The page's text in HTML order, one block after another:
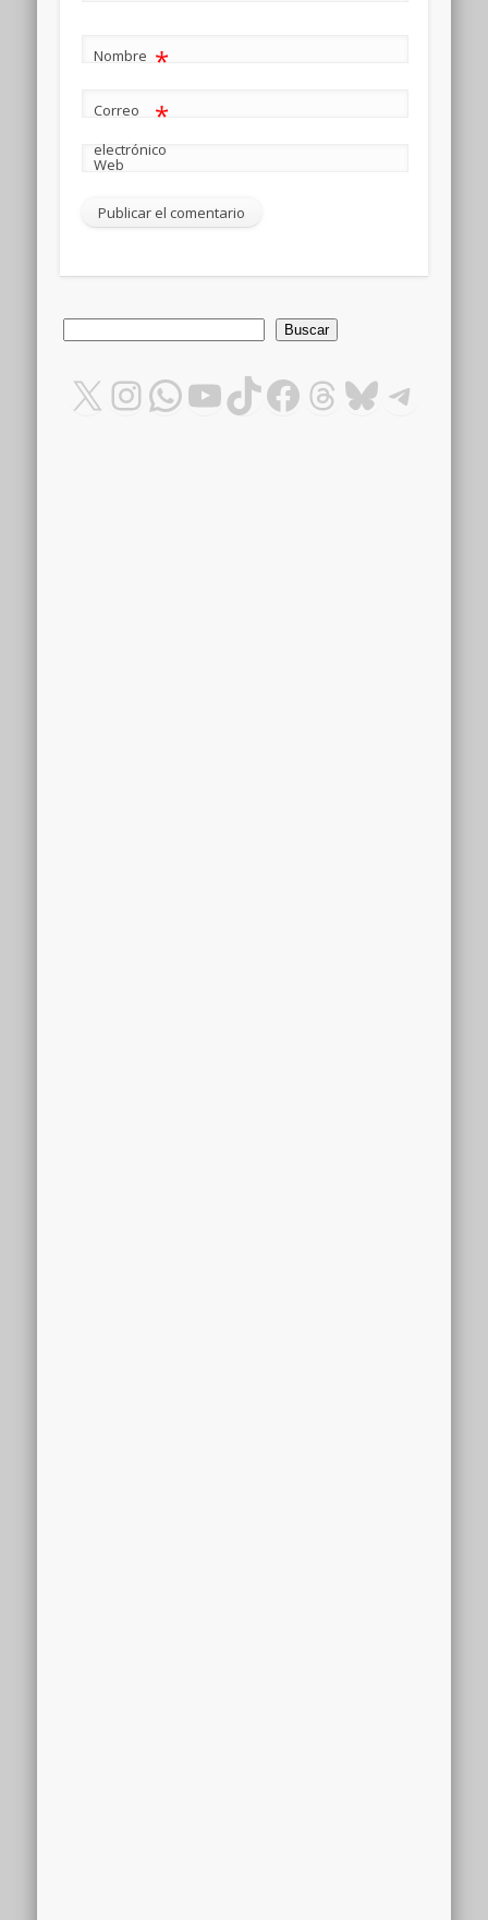
Nombre *
Correo
electrónico
*
Web
Buscar
X Instagram
WhatsApp
YouTube
TikTok
Facebook
Threads
Bluesky